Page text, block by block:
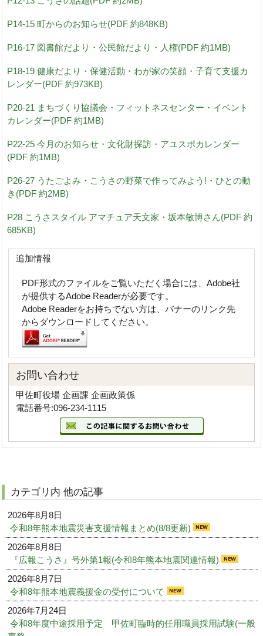
P14-15 町からのお知らせ(PDF 約848KB)
P16-17 図書館だより・公民館だより・人権(PDF 約1MB)
P18-19 健康だより・保健活動・わが家の笑顔・子育て支援カ
レンダー(PDF 約973KB)
P20-21 まちづくり協議会・フィットネスセンター・イベント
カレンダー(PDF 約1MB)
P22-25 今月のお知らせ・文化財探訪・アユスポカレンダー
(PDF 約1MB)
P26-27 うたごよみ・こうさの野菜で作ってみよう!・ひとの動
き(PDF 約2MB)
P28 こうさスタイル アマチュア天文家・坂本敏博さん(PDF 約
685KB)
追加情報
PDF形式のファイルをご覧いただく場合には、Adobe社
が提供するAdobe Readerが必要です。
Adobe Readerをお持ちでない方は、バナーのリンク先
からダウンロードしてください。
お問い合わせ
甲佐町役場 企画課 企画政策係
電話番号:096-234-1115
カテゴリ内 他の記事
2026年8月8日
令和8年熊本地震災害支援情報まとめ(8/8更新)
2026年8月8日
『広報こうさ』号外第1報(令和8年熊本地震関連情報)
2026年8月7日
令和8年熊本地震義援金の受付について
2026年7月24日
令和8年度中途採用予定 甲佐町臨時的任用職員採用試験(一般